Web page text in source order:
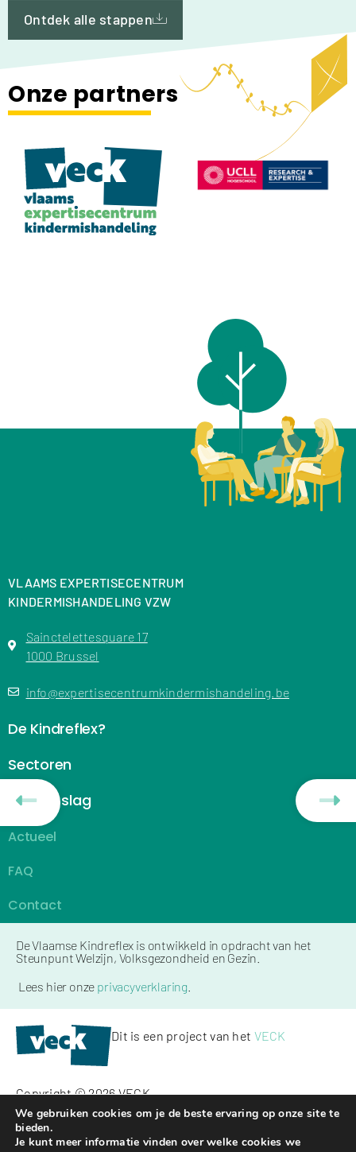
Ontdek alle stappen
Onze partners
VLAAMS EXPERTISECENTRUM
KINDERMISHANDELING VZW
Sainctelettesquare 17
1000 Brussel
info@expertisecentrumkindermishandeling.be
De Kindreflex?
Sectoren
Aan de slag
Actueel
FAQ
Contact
De Vlaamse Kindreflex is ontwikkeld in opdracht van het
Steunpunt Welzijn, Volksgezondheid en Gezin.
Lees hier onze privacyverklaring
Dit is een project van het VECK
Copyright © 2026 VECK
Kickstarted by
We gebruiken cookies om je de beste ervaring op onze site te
bieden.
Je kunt meer informatie vinden over welke cookies we